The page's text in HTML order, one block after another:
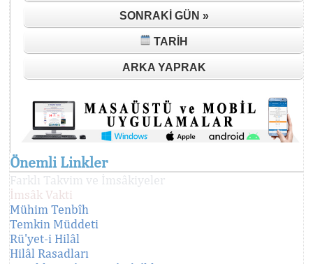
SONRAKI GÜN »
TARIH
ARKA YAPRAK
Önemli Linkler
Farklı Takvim ve İmsâkiyeler
İmsâk Vakti
Mühim Tenbîh
Temkin Müddeti
Rü'yet-i Hilâl
Hilâl Rasadları